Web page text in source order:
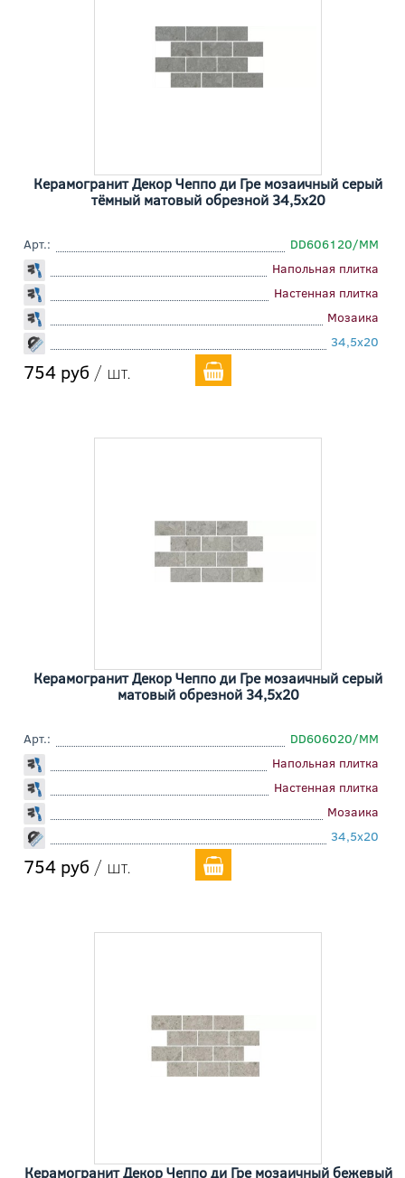
Керамогранит Декор Чеппо ди Гре мозаичный серый
тёмный матовый обрезной 34,5x20
Арт.:
DD606120/MM
Напольная плитка
Настенная плитка
Мозаика
34,5x20
754 руб / шт.
Керамогранит Декор Чеппо ди Гре мозаичный серый
матовый обрезной 34,5x20
Арт.:
DD606020/MM
Напольная плитка
Настенная плитка
Мозаика
34,5x20
754 руб / шт.
Керамогранит Декор Чеппо ди Гре мозаичный бежевый